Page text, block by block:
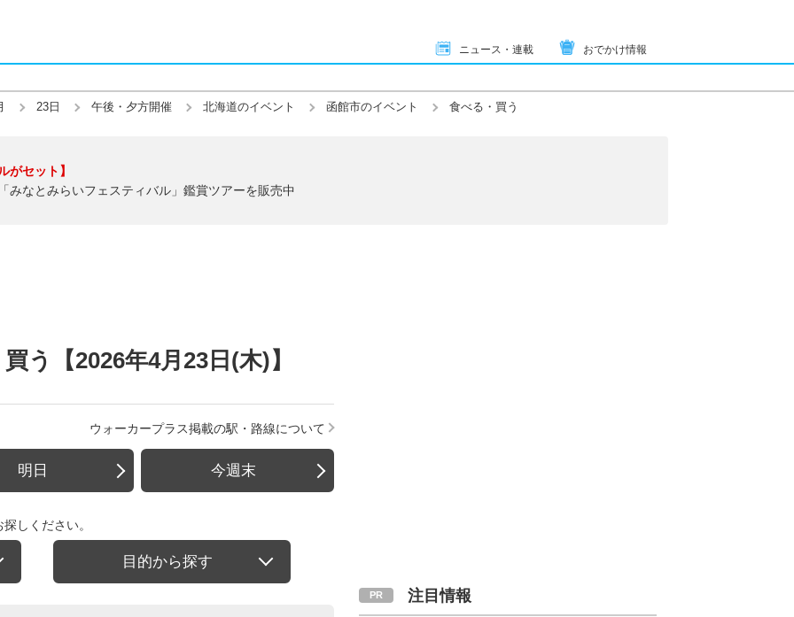
ニュース・連載 おでかけ情報
23日 午後・夕方開催 北海道のイベント 函館市のイベント 食べる・買う
がセット】
みなとみらいフェスティバル」鑑賞ツアーを販売中
う【2026年4月23日(木)】
ウォーカープラス掲載の駅・路線について
明日 今週末
しください。
目的から探す
注目情報